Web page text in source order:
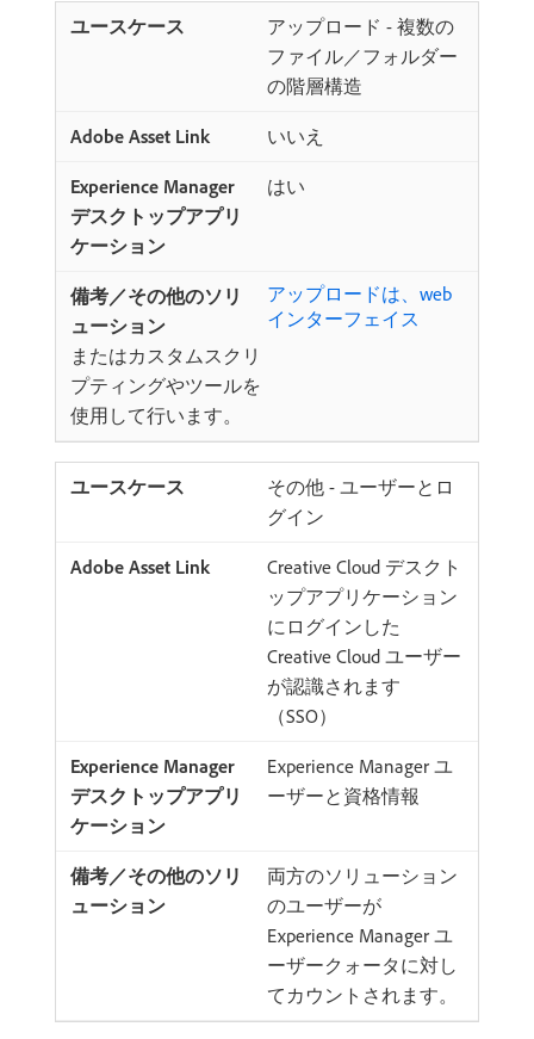
アップロード - 複数の
ファイル／フォルダー
の階層構造
いいえ
はい
アップロードは、web
インターフェイス
またはカスタムスクリ
プティングやツールを
使用して行います。
その他 - ユーザーとロ
グイン
Creative Cloud デスクト
ップアプリケーション
にログインした
Creative Cloud ユーザー
が認識されます
（SSO）
Experience Manager ユ
ーザーと資格情報
両方のソリューション
のユーザーが
Experience Manager ユ
ーザークォータに対し
てカウントされます。